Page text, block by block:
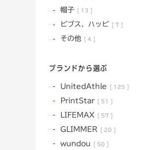
帽子 13
ビブス、ハッピ 7
その他 4
ブランドから選ぶ
UnitedAthle 125
PrintStar 51
LIFEMAX 57
GLIMMER 20
wundou 50